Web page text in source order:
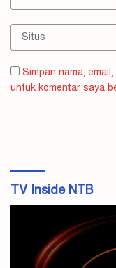
Simpan nama,
untuk komentar saya
TV Inside NTB